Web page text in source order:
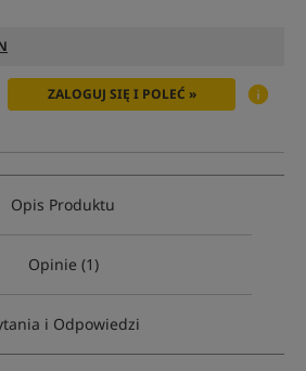
ZALOGUJ SIĘ I POLEĆ »
Opis Produktu
Opinie (1)
i Odpowiedzi